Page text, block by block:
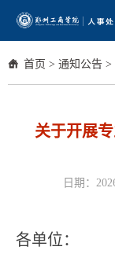
首页 > 通知公告 >
关于开展
日期：
各单位：